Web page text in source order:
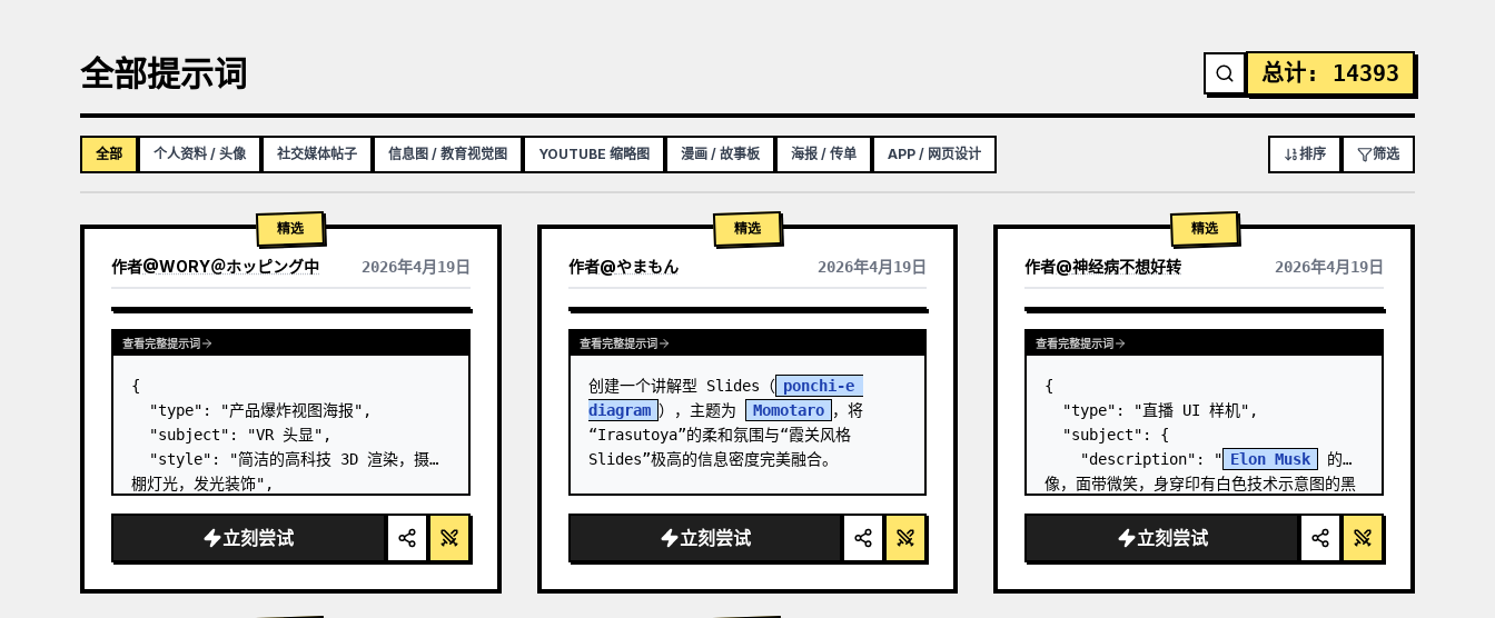
全部提示词 总计: 14393
全部 个人资料 / 头像 社交媒体帖子 信息图 / 教育视觉图 YOUTUBE 缩略图 漫画 / 故事板 海报 / 传单 APP / 网页设计 排序 筛选
精选
作者@WORY＠ホッピング中 2026年4月19日
查看完整提示词
{
  "type": "产品爆炸视图海报",
  "subject": "VR 头显",
  "style": "简洁的高科技 3D 渲染，摄影
棚灯光，发光装饰",
  "header": {
    "logo": "∞
Meta Quest 3 ",
立刻尝试
精选
作者@やまもん 2026年4月19日
查看其它模型的结果
查看完整提示词
创建一个讲解型 Slides（ ponchi-e
diagram ），主题为 Momotaro ，将
“Irasutoya”的柔和氛围与“霞关风格
Slides”极高的信息密度完美融合。
立刻尝试
精选
作者@神经病不想好转 2026年4月19日
查看完整提示词
{
  "type": "直播 UI 样机",
  "subject": {
    "description": "
Elon Musk
的肖
像，面带微笑，身穿印有白色技术示意图的黑
    "background": "左侧显示带有
' SPACEX ' 文字的屏幕，右侧显示红色的
立刻尝试